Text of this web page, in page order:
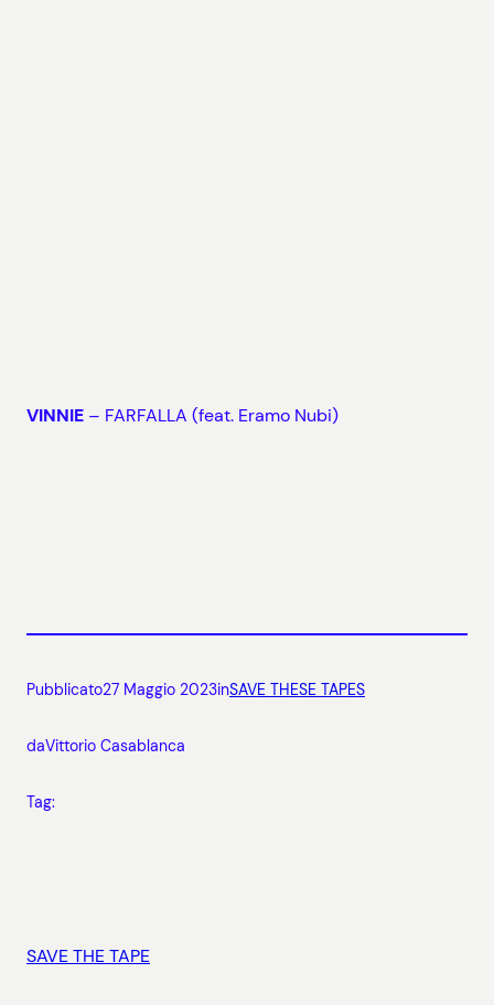
VINNIE – FARFALLA (feat. Eramo Nubi)
Pubblicato27 Maggio 2023inSAVE THESE TAPES
daVittorio Casablanca
Tag:
SAVE THE TAPE